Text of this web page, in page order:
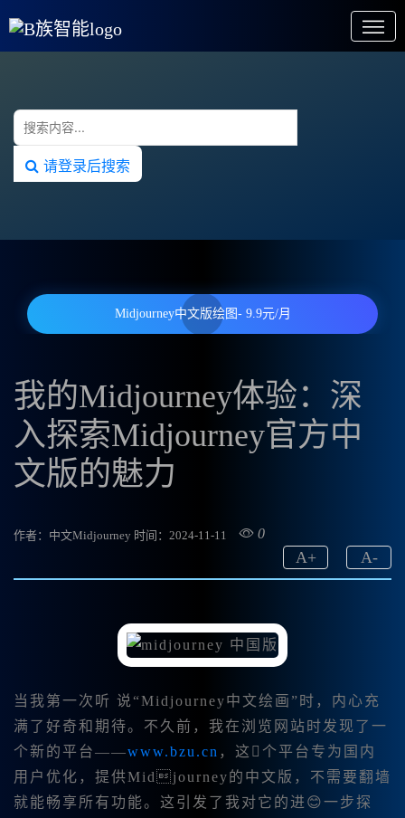
请登录后搜索
Midjourney中文版绘图- 9.9元/月
我的Midjourney体验：深
入探索Midjourney官方中
文版的魅力
作者：中文Midjourney 时间：2024-11-11 0
A-
A+
当我第一次听 说“Midjourney中文绘画”时，内心充
满了好奇和期待。不久前，我在浏览网站时发现了一
个新的平台——www.bzu.cn ，这个平台专为国内
用户优化，提供Midjourney的中文版，不需要翻墙
就能畅享所有功能。这引发了我对它的进😊一步探